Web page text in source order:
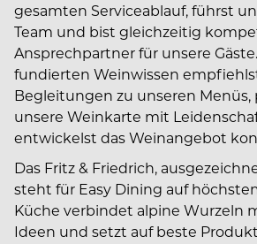
gesamten Serviceablauf, führst
Team und bist gleichzeitig
Ansprechpartner für unsere
fundierten Weinwissen
Begleitungen zu unseren Menüs,
unsere Weinkarte mit
entwickelst das Weinangebot
Das Fritz & Friedrich,
steht für Easy Dining auf
Küche verbindet alpine Wurzeln
Ideen und setzt auf beste